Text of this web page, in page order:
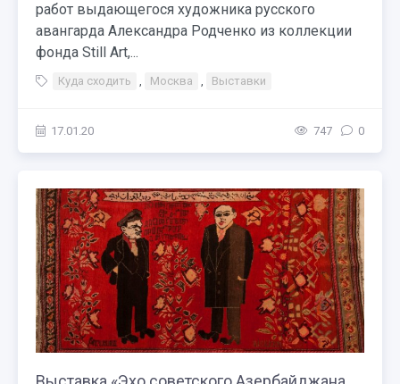
работ выдающегося художника русского
авангарда Александра Родченко из коллекции
фонда Still Art,...
Куда сходить , Москва , Выставки
17.01.20 747 0